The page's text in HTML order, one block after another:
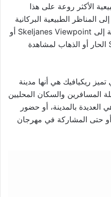
الأكثر روعة على هذا
المناظر الطبيعية البركانية
الوعرة. يمكنك الانطلاق في نزهة إلى Skeljanes Viewpoint أو
الغطس في ينبوع Sky Lagoon الحار أو الذهاب لمشاهدة
تميز ريكيافيك هي أنها مدينة
المسافرين والسكان المحليين
العديدة بالمدينة، أو حضور
حتى المشاركة في مهرجان